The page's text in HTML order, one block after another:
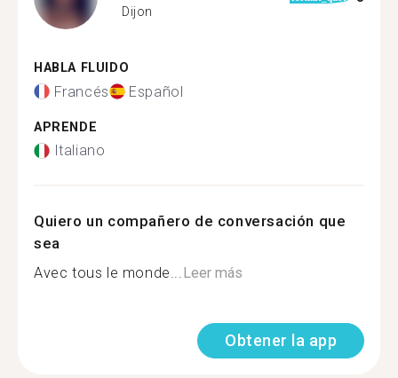
Dijon
HABLA FLUIDO
Francés Español
APRENDE
Italiano
Quiero un compañero de conversación que
sea
Avec tous le monde...Leer más
Obtener la app